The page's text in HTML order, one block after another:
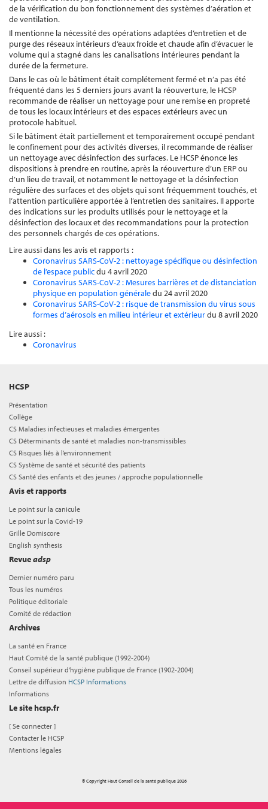
de la vérification du bon fonctionnement des systèmes d’aération et
de ventilation.
Il mentionne la nécessité des opérations adaptées d’entretien et de
purge des réseaux intérieurs d’eaux froide et chaude afin d’évacuer le
volume qui a stagné dans les canalisations intérieures pendant la
durée de la fermeture.
Dans le cas où le bâtiment était complétement fermé et n’a pas été
fréquenté dans les 5 derniers jours avant la réouverture, le HCSP
recommande de réaliser un nettoyage pour une remise en propreté
de tous les locaux intérieurs et des espaces extérieurs avec un
protocole habituel.
Si le bâtiment était partiellement et temporairement occupé pendant
le confinement pour des activités diverses, il recommande de réaliser
un nettoyage avec désinfection des surfaces. Le HCSP énonce les
dispositions à prendre en routine, après la réouverture d’un ERP ou
d’un lieu de travail, et notamment le nettoyage et la désinfection
régulière des surfaces et des objets qui sont fréquemment touchés, et
l’attention particulière apportée à l’entretien des sanitaires. Il apporte
des indications sur les produits utilisés pour le nettoyage et la
désinfection des locaux et des recommandations pour la protection
des personnels chargés de ces opérations.
Lire aussi dans les avis et rapports :
Coronavirus SARS-CoV-2 : nettoyage spécifique ou désinfection
de l’espace publicdu 4 avril 2020
Coronavirus SARS-CoV-2 : Mesures barrières et de distanciation
physique en population généraledu 24 avril 2020
Coronavirus SARS-CoV-2 : risque de transmission du virus sous
formes d’aérosols en milieu intérieur et extérieurdu 8 avril 2020
Lire aussi :
Coronavirus
HCSP
Présentation
Collège
CS Maladies infectieuses et maladies émergentes
CS Déterminants de santé et maladies non-transmissibles
CS Risques liés à l’environnement
CS Système de santé et sécurité des patients
CS Santé des enfants et des jeunes / approche populationnelle
Avis et rapports
Le point sur la canicule
Le point sur la Covid-19
Grille Domiscore
English synthesis
Revueadsp
Dernier numéro paru
Tous les numéros
Politique éditoriale
Comité de rédaction
Archives
La santé en France
Haut Comité de la santé publique (1992-2004)
Conseil supérieur d'hygiène publique de France (1902-2004)
Lettre de diffusion HCSP Informations
Informations
Le site hcsp.fr
[Se connecter ]
Contacter le HCSP
Mentions légales
© Copyright Haut Conseil de la santé publique 2026